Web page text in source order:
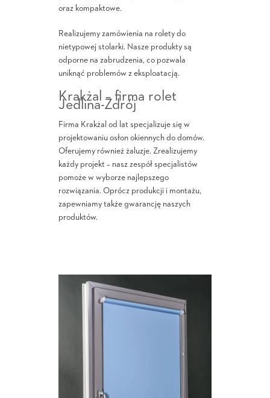
oraz kompaktowe.
Realizujemy zamówienia na rolety do
nietypowej stolarki. Nasze produkty są
odporne na zabrudzenia, co pozwala
uniknąć problemów z eksploatacją.
Krakżal – firma rolet
Jedlina-Zdrój
Firma Krakżal od lat specjalizuje się w
projektowaniu osłon okiennych do domów.
Oferujemy również żaluzje. Zrealizujemy
każdy projekt – nasz zespół specjalistów
pomoże w wyborze najlepszego
rozwiązania. Oprócz produkcji i montażu,
zapewniamy także gwarancję naszych
produktów.